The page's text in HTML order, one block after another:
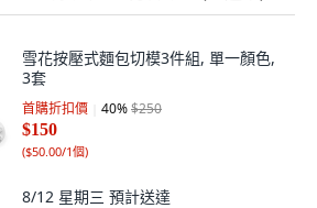
雪花按壓式麵包切模3件組, 單一顏色,
3套
首購折扣價 40%$250
$150
($50.00/1個)
8/12 星期三 預計送達